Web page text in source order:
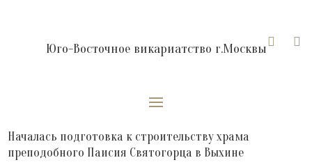
 
Юго-Восточное викариатство г.Москвы
Началась подготовка к строительству храма
преподобного Паисия Святогорца в Выхине